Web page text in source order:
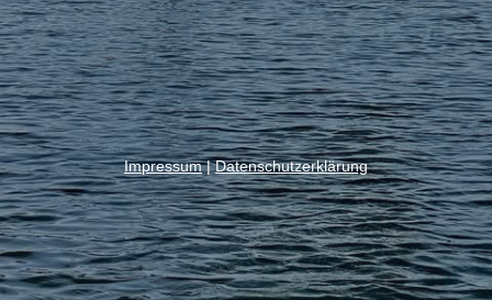
Impressum|Datenschutzerklärung